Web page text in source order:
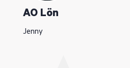
AO Lön
Jenny